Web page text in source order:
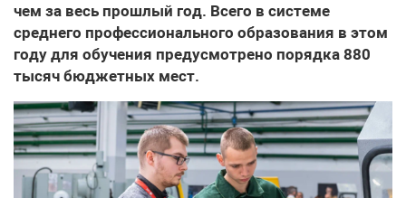
чем за весь прошлый год. Всего в системе
среднего профессионального образования в этом
году для обучения предусмотрено порядка 880
тысяч бюджетных мест.